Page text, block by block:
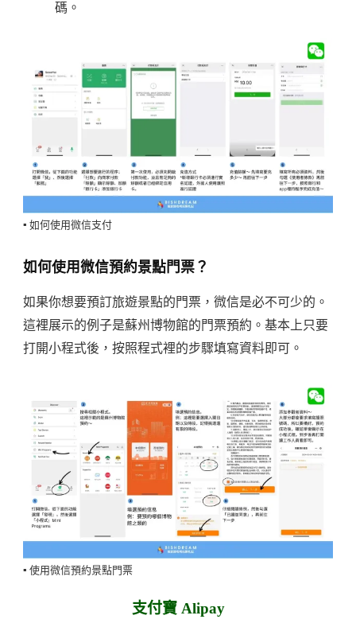
碼。
▪️ 如何使用微信支付
如何使用微信預約景點門票？
如果你想要預訂旅遊景點的門票，微信是必不可少的。
這裡展示的例子是蘇州博物館的門票預約。基本上只要
打開小程式後，按照程式裡的步驟填寫資料即可。
▪️ 使用微信預約景點門票
支付寶 Alipay